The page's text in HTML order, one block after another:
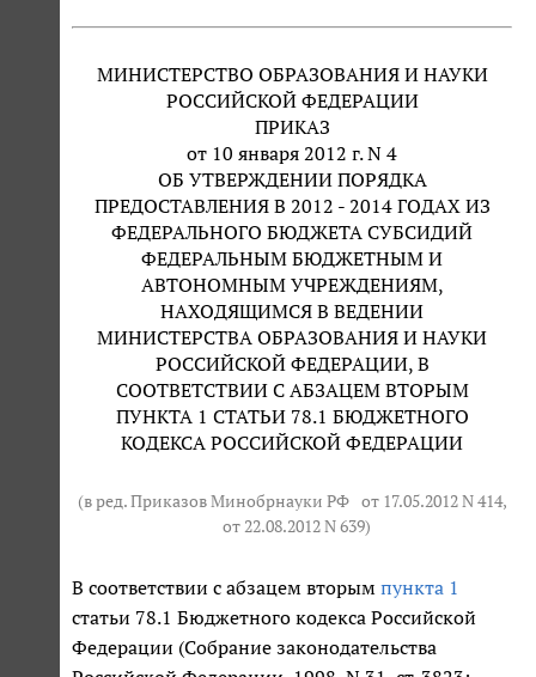
МИНИСТЕРСТВО ОБРАЗОВАНИЯ И НАУКИ
РОССИЙСКОЙ ФЕДЕРАЦИИ
ПРИКАЗ
от 10 января 2012 г. N 4
ОБ УТВЕРЖДЕНИИ ПОРЯДКА
ПРЕДОСТАВЛЕНИЯ В 2012 - 2014 ГОДАХ ИЗ
ФЕДЕРАЛЬНОГО БЮДЖЕТА СУБСИДИЙ
ФЕДЕРАЛЬНЫМ БЮДЖЕТНЫМ И
АВТОНОМНЫМ УЧРЕЖДЕНИЯМ,
НАХОДЯЩИМСЯ В ВЕДЕНИИ
МИНИСТЕРСТВА ОБРАЗОВАНИЯ И НАУКИ
РОССИЙСКОЙ ФЕДЕРАЦИИ, В
СООТВЕТСТВИИ С АБЗАЦЕМ ВТОРЫМ
ПУНКТА 1 СТАТЬИ 78.1 БЮДЖЕТНОГО
КОДЕКСА РОССИЙСКОЙ ФЕДЕРАЦИИ
(в ред. Приказов Минобрнауки РФ от 17.05.2012 N 414,
от 22.08.2012 N 639)
В соответствии с абзацем вторым пункта 1
статьи 78.1 Бюджетного кодекса Российской
Федерации (Собрание законодательства